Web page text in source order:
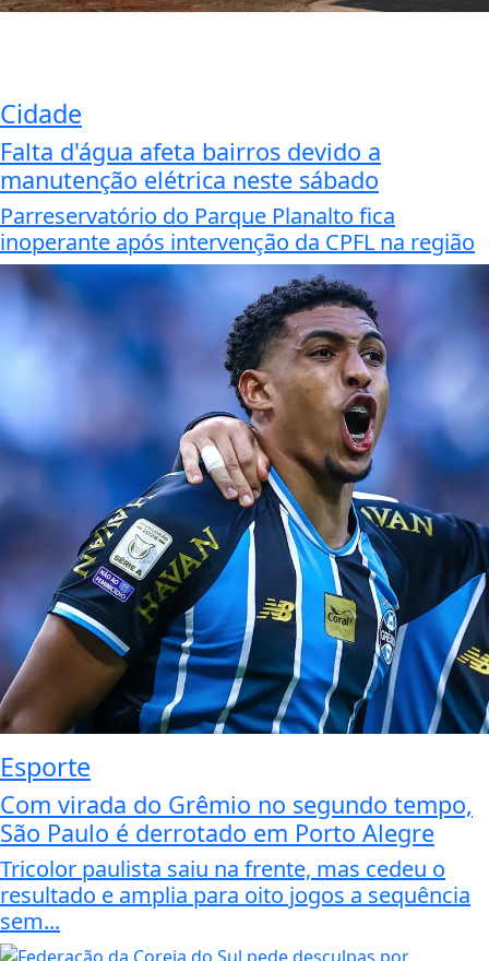
Cidade
Falta d'água afeta bairros devido a
manutenção elétrica neste sábado
Parreservatório do Parque Planalto fica
inoperante após intervenção da CPFL na região
Esporte
Com virada do Grêmio no segundo tempo,
São Paulo é derrotado em Porto Alegre
Tricolor paulista saiu na frente, mas cedeu o
resultado e amplia para oito jogos a sequência
sem...